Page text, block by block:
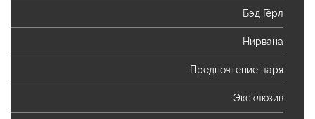
Бэд Гёрл
Нирвана
Предпочтение царя
Эксклюзив